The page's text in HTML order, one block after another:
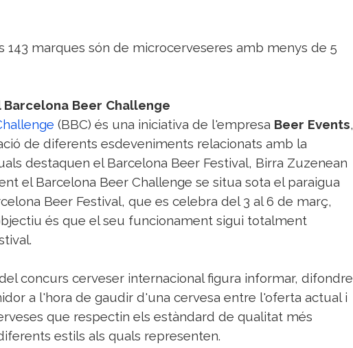
143 marques són de microcerveseres amb menys de 5
Beer Challenge
(BBC) és una iniciativa de l'empresa Beer Events,
de diferents esdeveniments relacionats amb la
destaquen el Barcelona Beer Festival, Birra Zuzenean
el Barcelona Beer Challenge se situa sota el paraigua
Beer Festival, que es celebra del 3 al 6 de març,
és que el seu funcionament sigui totalment
concurs cerveser internacional figura informar, difondre
a l'hora de gaudir d'una cervesa entre l'oferta actual i
que respectin els estàndard de qualitat més
estils als quals representen.